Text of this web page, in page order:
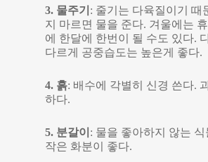
3. 물주기 : 줄기는 다육질이기 때
지 마르면 물을 준다. 겨울에는
에 한달에 한번이 될 수도 있다.
다르게 공중습도는 높은게 좋다.
4. 흙: 배수에 각별히 신경 쓴다.
하다.
5. 분갈이 : 물을 좋아하지 않는
작은 화분이 좋다.